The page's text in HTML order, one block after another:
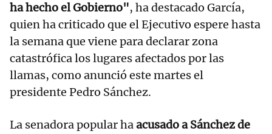
ha hecho el Gobierno", ha destacado García,
quien ha criticado que el Ejecutivo espere hasta
la semana que viene para declarar zona
catastrófica los lugares afectados por las
llamas, como anunció este martes el
presidente Pedro Sánchez.
La senadora popular haacusado a Sánchez de